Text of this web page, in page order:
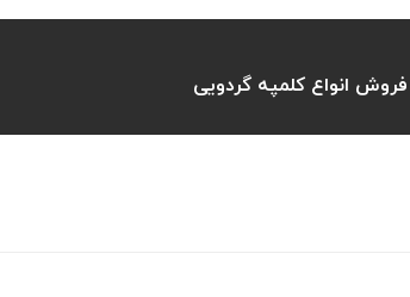
انواع کلمپه گردویی